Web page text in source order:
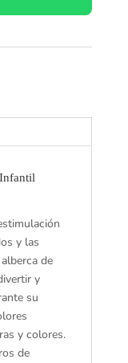
y las
de
y
su
y colores.
de